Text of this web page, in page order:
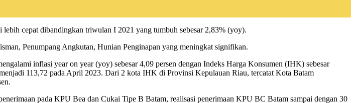
cepat dibandingkan triwulan I 2021 yang tumbuh sebesar 2,83% (yoy).
Penumpang Angkutan, Hunian Penginapan yang meningkat signifikan.
inflasi year on year (yoy) sebesar 4,09 persen dengan Indeks Harga Konsumen (IHK) sebesar
113,72 pada April 2023. Dari 2 kota IHK di Provinsi Kepulauan Riau, tercatat Kota Batam
pada KPU Bea dan Cukai Tipe B Batam, realisasi penerimaan KPU BC Batam sampai dengan 30